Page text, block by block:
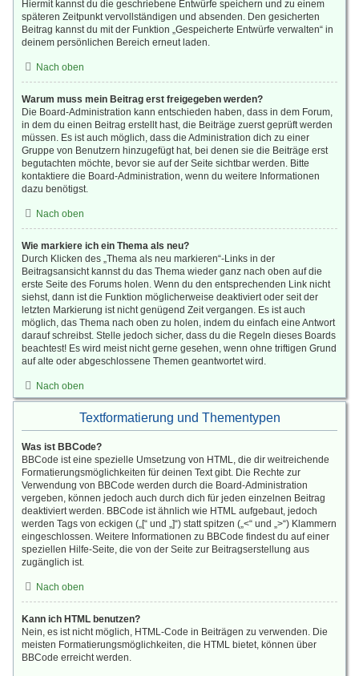
Hiermit kannst du die geschriebene Entwürfe speichern und zu einem
späteren Zeitpunkt vervollständigen und absenden. Den gesicherten
Beitrag kannst du mit der Funktion „Gespeicherte Entwürfe verwalten“ in
deinem persönlichen Bereich erneut laden.
Nach oben
Warum muss mein Beitrag erst freigegeben werden?
Die Board-Administration kann entschieden haben, dass in dem Forum,
in dem du einen Beitrag erstellt hast, die Beiträge zuerst geprüft werden
müssen. Es ist auch möglich, dass die Administration dich zu einer
Gruppe von Benutzern hinzugefügt hat, bei denen sie die Beiträge erst
begutachten möchte, bevor sie auf der Seite sichtbar werden. Bitte
kontaktiere die Board-Administration, wenn du weitere Informationen
dazu benötigst.
Nach oben
Wie markiere ich ein Thema als neu?
Durch Klicken des „Thema als neu markieren“-Links in der
Beitragsansicht kannst du das Thema wieder ganz nach oben auf die
erste Seite des Forums holen. Wenn du den entsprechenden Link nicht
siehst, dann ist die Funktion möglicherweise deaktiviert oder seit der
letzten Markierung ist nicht genügend Zeit vergangen. Es ist auch
möglich, das Thema nach oben zu holen, indem du einfach eine Antwort
darauf schreibst. Stelle jedoch sicher, dass du die Regeln dieses Boards
beachtest! Es wird meist nicht gerne gesehen, wenn ohne triftigen Grund
auf alte oder abgeschlossene Themen geantwortet wird.
Nach oben
Textformatierung und Thementypen
Was ist BBCode?
BBCode ist eine spezielle Umsetzung von HTML, die dir weitreichende
Formatierungsmöglichkeiten für deinen Text gibt. Die Rechte zur
Verwendung von BBCode werden durch die Board-Administration
vergeben, können jedoch auch durch dich für jeden einzelnen Beitrag
deaktiviert werden. BBCode ist ähnlich wie HTML aufgebaut, jedoch
werden Tags von eckigen („[“ und „]“) statt spitzen („<“ und „>“) Klammern
eingeschlossen. Weitere Informationen zu BBCode findest du auf einer
speziellen Hilfe-Seite, die von der Seite zur Beitragserstellung aus
zugänglich ist.
Nach oben
Kann ich HTML benutzen?
Nein, es ist nicht möglich, HTML-Code in Beiträgen zu verwenden. Die
meisten Formatierungsmöglichkeiten, die HTML bietet, können über
BBCode erreicht werden.